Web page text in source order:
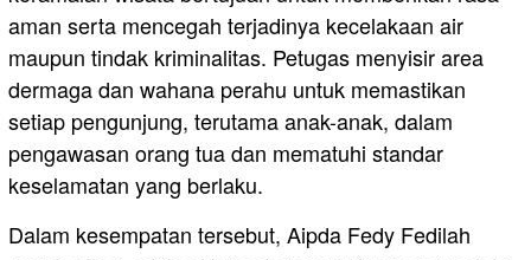
aman serta mencegah terjadinya kecelakaan air
maupun tindak kriminalitas. Petugas menyisir area
dermaga dan wahana perahu untuk memastikan
setiap pengunjung, terutama anak-anak, dalam
pengawasan orang tua dan mematuhi standar
keselamatan yang berlaku.
Dalam kesempatan tersebut, Aipda Fedy Fedilah